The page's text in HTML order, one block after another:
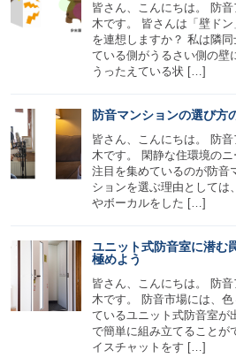
皆さん、こんにちは。 防
木です。 皆さんは「壁ド
を連想しますか？ 私は隣
ている側がうるさい側の壁
うったえている状 […]
防音マンションの選び方
皆さん、こんにちは。 防
木です。 閑静な住環境のニ
注目を集めているのが防音
ションを選ぶ理由としては
やボーカルをした […]
ユニット式防音室に潜む
極めよう
皆さん、こんにちは。 防
木です。 防音市場には、
ているユニット式防音室が
で簡単に組み立てることが
イスチャットをす […]